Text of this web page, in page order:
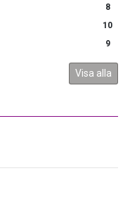
8
10
9
Visa alla